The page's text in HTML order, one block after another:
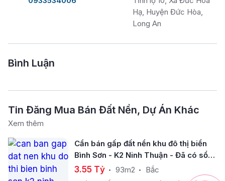
Hạ, Huyện Đức Hòa,
Long An
Bình Luận
Tin Đăng Mua Bán Đất Nền, Dự Án Khác
Xem thêm
Cần bán gấp đất nền khu đô thị biển
Bình Sơn - K2 Ninh Thuận - Đã có sổ
riêng sở hữu lâu dài
3.55 Tỷ 93m2 Bắc